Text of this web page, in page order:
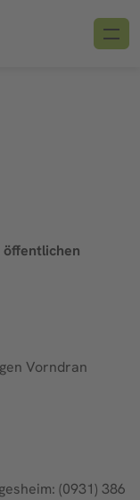
Vorndran
(0931) 386